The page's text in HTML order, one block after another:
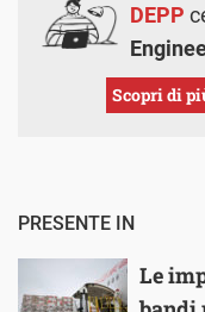
DEPP
Scopri di
PRESENTE IN
Le